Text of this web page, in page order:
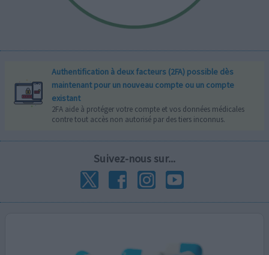
Authentification à deux facteurs (2FA) possible dès
maintenant pour un nouveau compte ou un compte
existant
2FA aide à protéger votre compte et vos données médicales
contre tout accès non autorisé par des tiers inconnus.
Suivez-nous sur...